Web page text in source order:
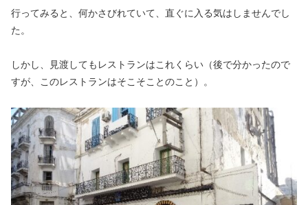
行ってみると、何かさびれていて、直ぐに入る気はしませんでし
た。
しかし、見渡してもレストランはこれくらい（後で分かったので
すが、このレストランはそこそことのこと）。